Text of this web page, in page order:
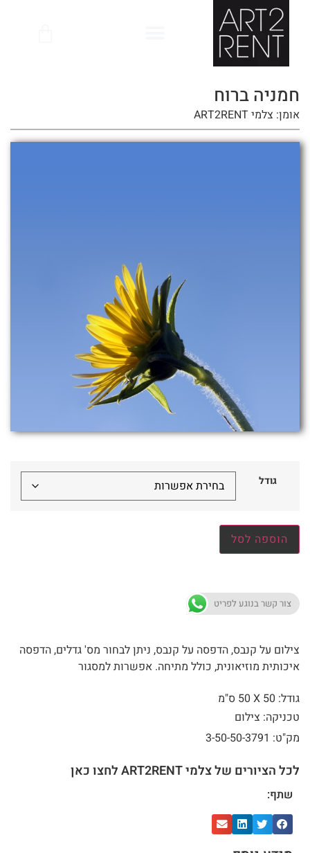
חמניה ברוח
אומן: צלמי ART2RENT
גודל
הוספה לסל
צור קשר בנוגע לפריט
צילום על קנבס, הדפסה על קנבס, ניתן לבחור מס' גדלים, הדפסה
איכותית מוזיאונית, כולל מתיחה. אפשרות למסגור
גודל: 50 X
50 ס"מ
טכניקה: צילום
מק"ט: 3-50-50-3791
לכל הציורים של צלמי ART2RENT לחצו כאן
שתף: